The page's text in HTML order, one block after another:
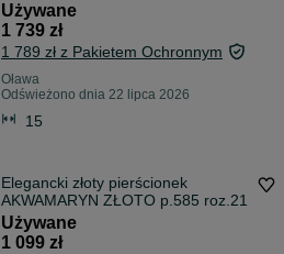
Używane
1 739 zł
1 789 zł z Pakietem Ochronnym
Oława
Odświeżono dnia 22 lipca 2026
15
Elegancki złoty pierścionek
AKWAMARYN ZŁOTO p.585 roz.21
Używane
1 099 zł